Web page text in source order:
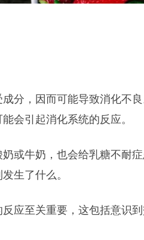
分，因而可能导致消化不
会引起消化系统的反应。
或牛奶，也会给乳糖不耐
生了什么。
应至关重要，这包括意识